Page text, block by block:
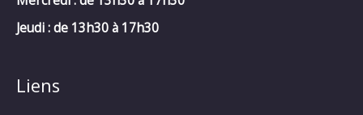
Jeudi : de 13h30 à 17h30
Liens